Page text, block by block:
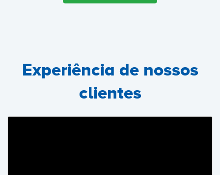
Experiência de nossos
clientes